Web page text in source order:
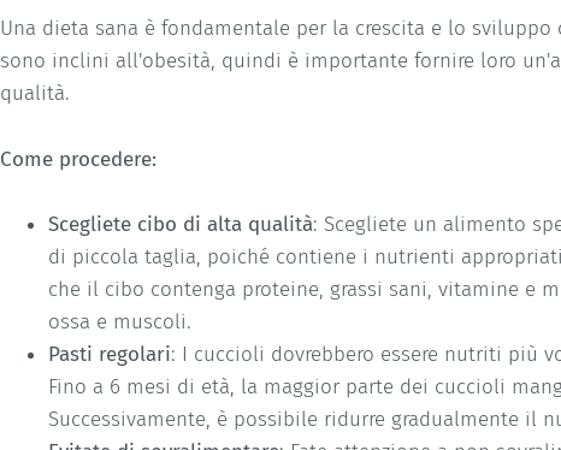
Una dieta sana è fondamentale per la crescita e lo
sono inclini all'obesità, quindi è importante fornire loro
qualità.
Come procedere:
Scegliete cibo di alta qualità: Scegliete un alimento
di piccola taglia, poiché contiene i nutrienti
che il cibo contenga proteine, grassi sani, vitamine e
ossa e muscoli.
Pasti regolari: I cuccioli dovrebbero essere nutriti più
Fino a 6 mesi di età, la maggior parte dei cuccioli
Successivamente, è possibile ridurre gradualmente il